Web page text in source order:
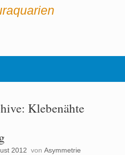
Klebenähte
2012 von Asymmetrie